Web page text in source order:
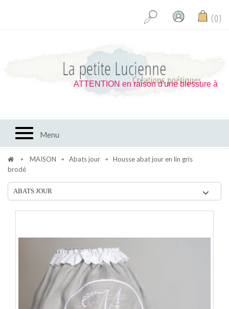
0
Toggle navigation
Menu
ATTENTION en raison d'une blessure à la
MAISON Abats jour
Housse abat jour en lin gris
brodé
ABATS JOUR